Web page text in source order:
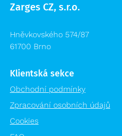
Zarges CZ, s.r.o.
Hněvkovského 574/87
61700 Brno
Klientská sekce
Obchodní podmínky
Zpracování osobních údajů
Cookies